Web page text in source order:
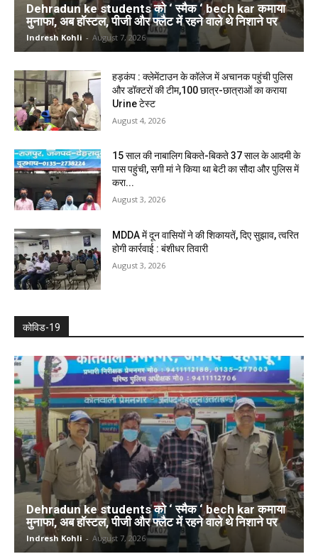
Dehradun ke students को ‘ स्मैक ‘ bech kar कमाया
मुनाफा, अब हॉस्टल, पीजी और फ्लैट में रहने वाले थे निशाने पर
Indresh Kohli - August 7, 2026
हड़कंप : क्लेमेंटाउन के कॉलेज में अचानक पहुंची पुलिस
और डॉक्टरों की टीम,100 छात्र-छात्राओं का कराया
Urine टेस्ट
August 4, 2026
15 साल की नाबालिग बिकते-बिकते 37 साल के आदमी के
पास पहुंची, सगी मां ने किया था बेटी का सौदा और पुलिस में
करा...
August 3, 2026
MDDA में दून वासियों ने की शिकायतें, दिए सुझाव, त्वरित
होगी कार्रवाई : बंशीधर तिवारी
August 3, 2026
कोविड-19
Dehradun ke students को ‘ स्मैक ‘ bech kar कमाया
मुनाफा, अब हॉस्टल, पीजी और फ्लैट में रहने वाले थे निशाने पर
Indresh Kohli - August 7, 2026